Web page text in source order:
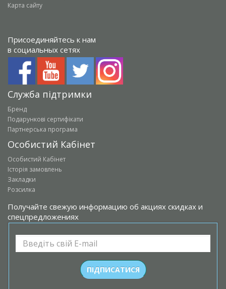
Карта сайту
Присоединяйтесь к нам
в социальных сетях
Служба підтримки
Бренд
Подарункові сертифікати
Партнерська програма
Особистий Кабінет
Особистий Кабінет
Історія замовлень
Закладки
Розсилка
Получайте свежую информацию об акциях скидках и
спецпредложениях